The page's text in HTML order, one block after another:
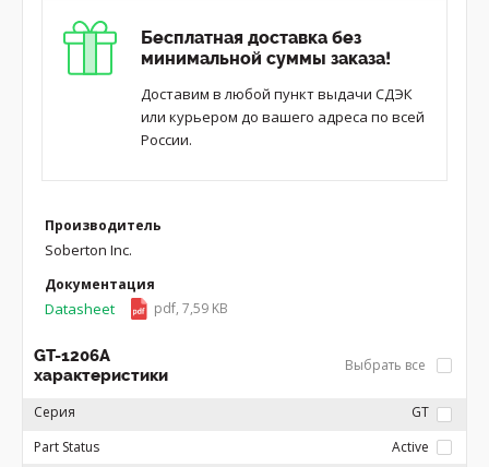
Бесплатная доставка без
минимальной суммы заказа!
Доставим в любой пункт выдачи СДЭК
или курьером до вашего адреса по всей
России.
Производитель
Soberton Inc.
Документация
Datasheet pdf, 7,59 KB
GT-1206A
характеристики
Выбрать все
Серия
GT
Part Status
Active